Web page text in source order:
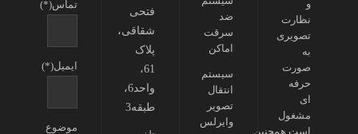
تماس(*)
ایمیل(*)
موضوع
فتحی
شقاقی،
پلاک
61،
واحد6،
طبقه3
ضد
سرقت
اماکن
سیستم
انتقال
تصویر
وایرلس
و
نظارت
تصویری
به
صورت
حرفه
ای
مشغول
است.همچنین